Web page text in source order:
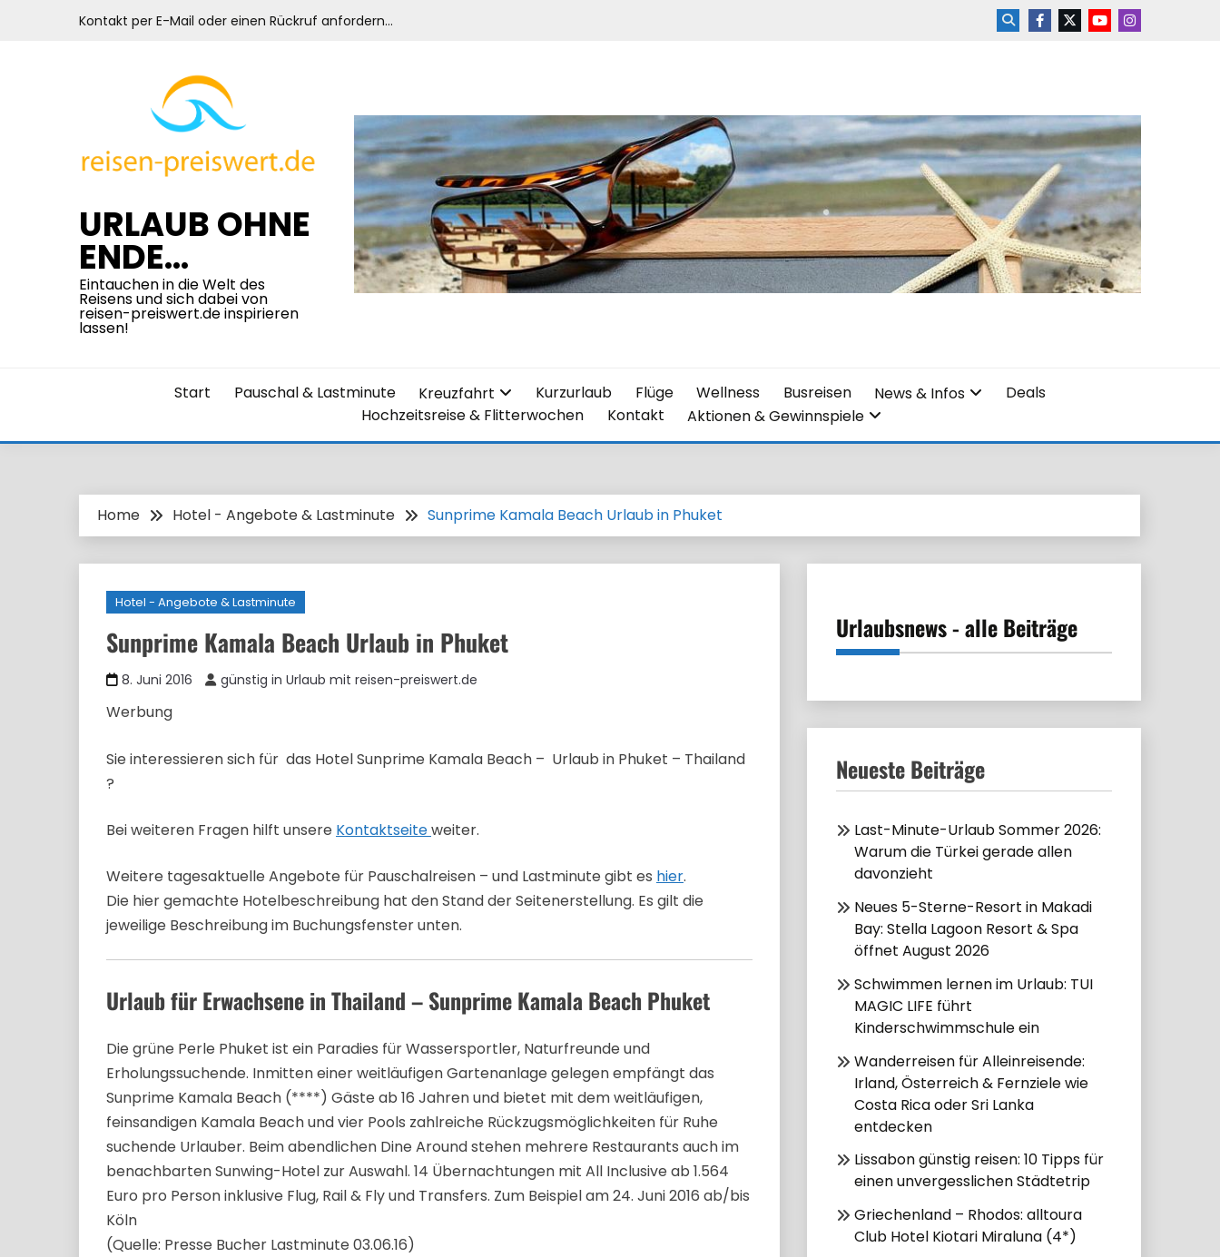
Kontakt per E-Mail oder einen Rückruf anfordern…
URLAUB OHNE
ENDE…
Eintauchen in die Welt des
Reisens und sich dabei von
reisen-preiswert.de inspirieren
lassen!
Start Pauschal & Lastminute Kreuzfahrt Kurzurlaub Flüge Wellness Busreisen News & Infos
Deals
Hochzeitsreise & Flitterwochen
Kontakt Aktionen & Gewinnspiele
Home Hotel - Angebote & Lastminute Sunprime Kamala Beach Urlaub in Phuket
Hotel - Angebote & Lastminute
Sunprime Kamala Beach Urlaub in Phuket
8. Juni 2016 günstig in Urlaub mit reisen-preiswert.de
Werbung
Sie interessieren sich für das Hotel Sunprime Kamala Beach – Urlaub in Phuket – Thailand
?
Bei weiteren Fragen hilft unsere Kontaktseiteweiter.
Weitere tagesaktuelle Angebote für Pauschalreisen – und Lastminute gibt es hier.
Die hier gemachte Hotelbeschreibung hat den Stand der Seitenerstellung. Es gilt die
jeweilige Beschreibung im Buchungsfenster unten.
Urlaub für Erwachsene in Thailand – Sunprime Kamala Beach Phuket
Die grüne Perle Phuket ist ein Paradies für Wassersportler, Naturfreunde und
Erholungssuchende. Inmitten einer weitläufigen Gartenanlage gelegen empfängt das
Sunprime Kamala Beach (****) Gäste ab 16 Jahren und bietet mit dem weitläufigen,
feinsandigen Kamala Beach und vier Pools zahlreiche Rückzugsmöglichkeiten für Ruhe
suchende Urlauber. Beim abendlichen Dine Around stehen mehrere Restaurants auch im
benachbarten Sunwing-Hotel zur Auswahl. 14 Übernachtungen mit All Inclusive ab 1.564
Euro pro Person inklusive Flug, Rail & Fly und Transfers. Zum Beispiel am 24. Juni 2016 ab/bis
Köln
(Quelle: Presse Bucher Lastminute 03.06.16)
Urlaubsnews - alle Beiträge
Neueste Beiträge
Last-Minute-Urlaub Sommer 2026:
Warum die Türkei gerade allen
davonzieht
Neues 5-Sterne-Resort in Makadi
Bay: Stella Lagoon Resort & Spa
öffnet August 2026
Schwimmen lernen im Urlaub: TUI
MAGIC LIFE führt
Kinderschwimmschule ein
Wanderreisen für Alleinreisende:
Irland, Österreich & Fernziele wie
Costa Rica oder Sri Lanka
entdecken
Lissabon günstig reisen: 10 Tipps für
einen unvergesslichen Städtetrip
Griechenland – Rhodos: alltoura
Club Hotel Kiotari Miraluna (4*)